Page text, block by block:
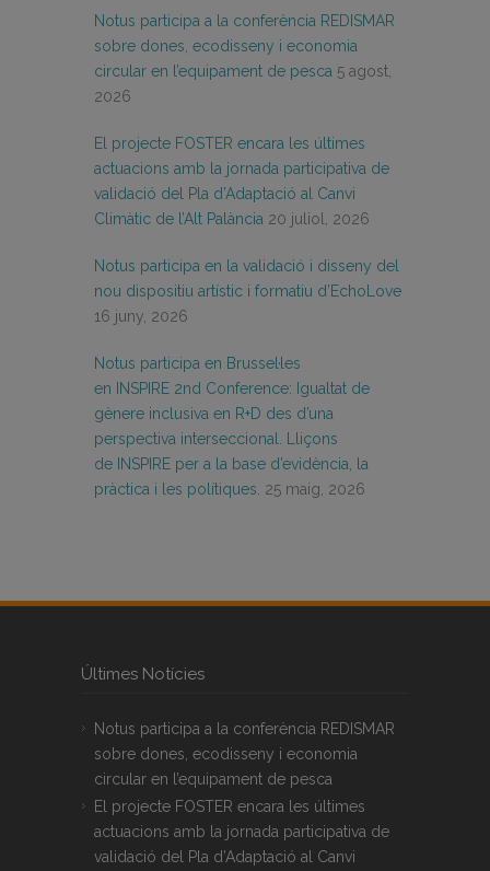
Notus participa a la conferència REDISMAR
sobre dones, ecodisseny i economia
circular en l’equipament de pesca 5 agost,
2026
El projecte FOSTER encara les últimes
actuacions amb la jornada participativa de
validació del Pla d’Adaptació al Canvi
Climàtic de l’Alt Palància 20 juliol, 2026
Notus participa en la validació i disseny del
nou dispositiu artístic i formatiu d’EchoLove
16 juny, 2026
Notus participa en Brussel·les
en INSPIRE 2nd Conference: Igualtat de
gènere inclusiva en R+D des d’una
perspectiva interseccional. Lliçons
de INSPIRE per a la base d’evidència, la
pràctica i les polítiques. 25 maig, 2026
Últimes Notícies
Notus participa a la conferència REDISMAR
sobre dones, ecodisseny i economia
circular en l’equipament de pesca
El projecte FOSTER encara les últimes
actuacions amb la jornada participativa de
validació del Pla d’Adaptació al Canvi